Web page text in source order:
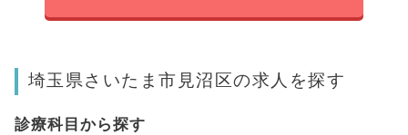
埼玉県さいたま市見沼区の求人を探す
診療科目から探す